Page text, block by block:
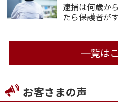
逮捕は何歳か
たら保護者が
一覧は
お客さまの声